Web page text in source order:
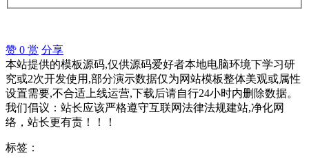
赞 0 赏 分享
本站提供的模板源码,仅供源码爱好者本地电脑环境下学习研
究或2次开发使用,部分演示数据仅为网站模板整体美观或属性
设置需要,不合适上线运营,下载后请自行24小时内删除数据。
我们倡议：站长应该严格遵守互联网法律法规建站,净化网
络，站长更有责！！！
标签：